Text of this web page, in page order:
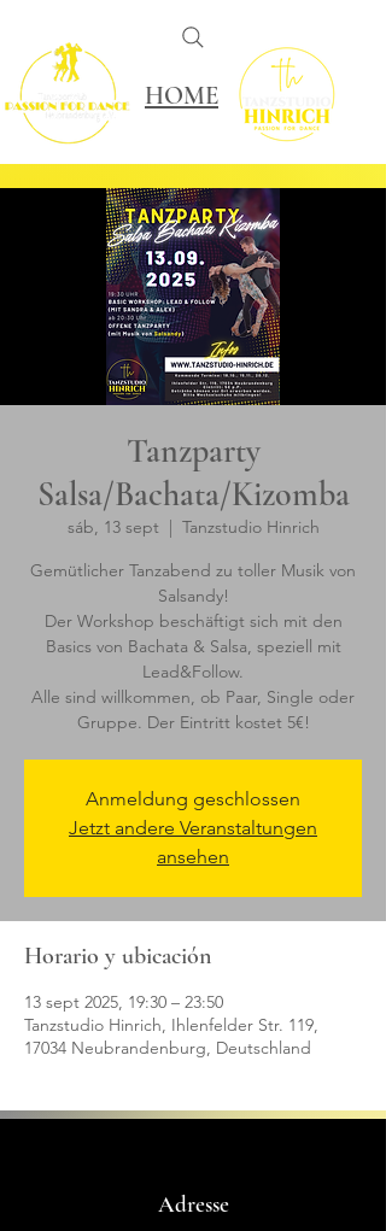
HOME
Tanzparty
Salsa/Bachata/Kizomba
sáb, 13 sept
  |
Tanzstudio Hinrich
Gemütlicher Tanzabend zu toller Musik von
Salsandy!
Der Workshop beschäftigt sich mit den
Basics von Bachata & Salsa, speziell mit
Lead&Follow.
Alle sind willkommen, ob Paar, Single oder
Anmeldung geschlossen
Jetzt andere Veranstaltungen
ansehen
Horario y ubicación
13 sept 2025, 19:30 – 23:50
Tanzstudio Hinrich, Ihlenfelder Str. 119,
17034 Neubrandenburg, Deutschland
Adresse